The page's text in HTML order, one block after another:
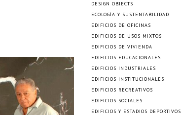
DESIGN OBJECTS
ECOLOGÍA Y SUSTENTABILIDAD
EDIFICIOS DE OFICINAS
EDIFICIOS DE USOS MIXTOS
EDIFICIOS DE VIVIENDA
EDIFICIOS EDUCACIONALES
EDIFICIOS INDUSTRIALES
EDIFICIOS INSTITUCIONALES
EDIFICIOS RECREATIVOS
EDIFICIOS SOCIALES
EDIFICIOS Y ESTADIOS DEPORTIVOS